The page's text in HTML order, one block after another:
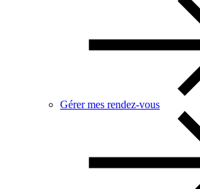
Gérer mes rendez-vous